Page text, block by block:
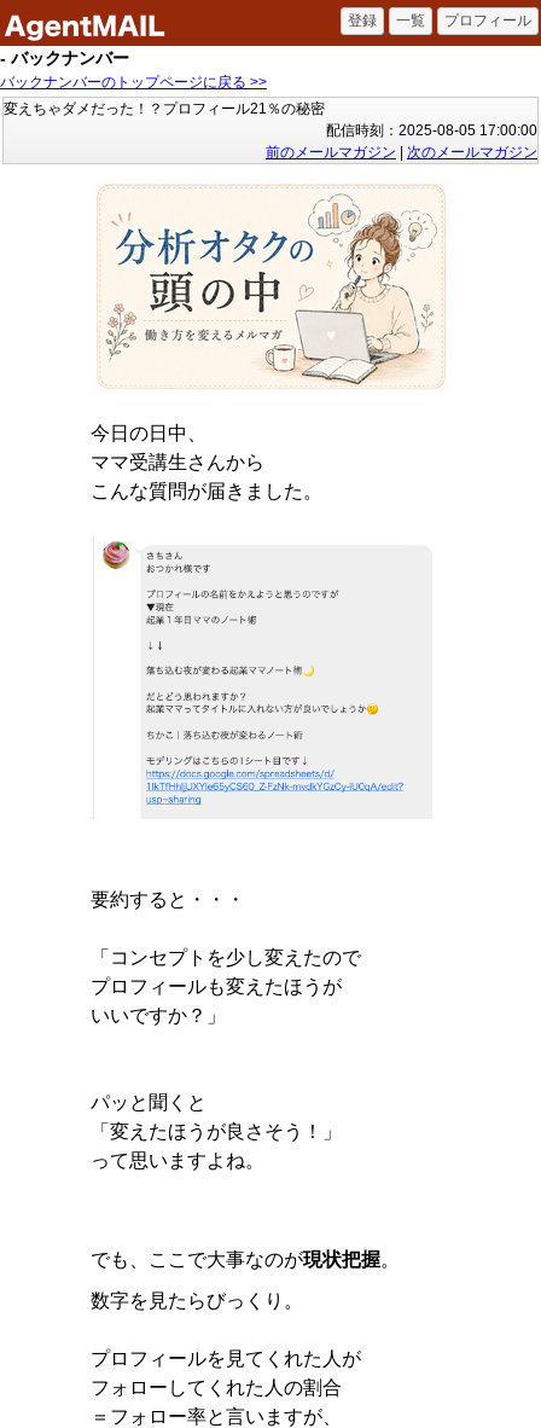
- バックナンバー
バックナンバーのトップページに戻る >>
変えちゃダメだった！？プロフィール21％の秘密
配信時刻：2025-08-05 17:00:00
前のメールマガジン
次のメールマガジン
今日の日中、
ママ受講生さんから
こんな質問が届きました。
要約すると・・・
「コンセプトを少し変えたので
プロフィールも変えたほうが
いいですか？」
パッと聞くと
「変えたほうが良さそう！」
って思いますよね。
でも、ここで大事なのが現状把握。
数字を見たらびっくり。
プロフィールを見てくれた人が
フォローしてくれた人の割合
＝フォロー率と言いますが、